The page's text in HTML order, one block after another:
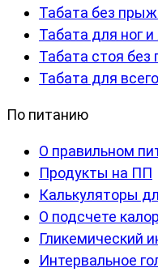
Табата без
Табата для ног
Табата стоя
Табата для
По питанию
О правильном
Продукты на ПП
Калькуляторы
О подсчете
Гликемический
Интервальное